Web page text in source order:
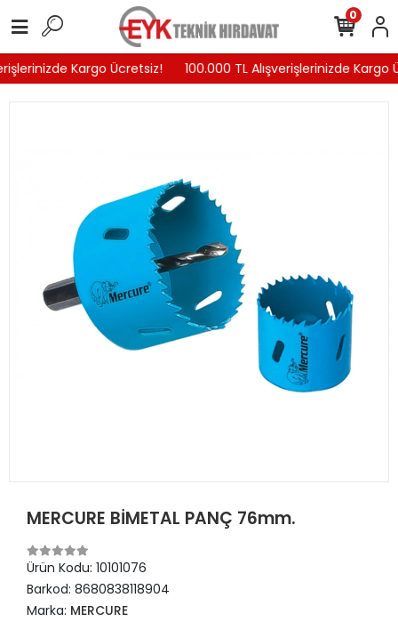
Kargo Ücretsiz! 100.000 TL Alışverişlerinizde Kargo
0
MERCURE BİMETAL PANÇ 76mm.
Ürün Kodu: 10101076
Barkod: 8680838118904
Marka: MERCURE